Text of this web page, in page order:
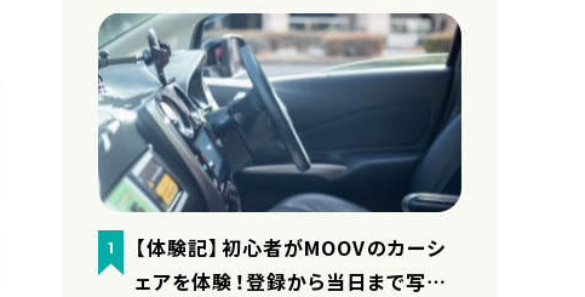
1
【体験記】初心者がMOOVのカーシ
ェアを体験！登録から当日まで写真